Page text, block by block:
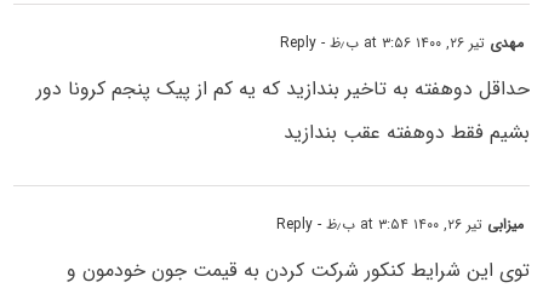
مهدی تیر ۲۶, ۱۴۰۰ at ۳:۵۶ ب٫ظ - Reply
حداقل دوهفته به تاخیر بندازید که یه کم از پیک پنجم کرونا دور
بشیم فقط دوهفته عقب بندازید
میزابی تیر ۲۶, ۱۴۰۰ at ۳:۵۴ ب٫ظ - Reply
توی این شرایط کنکور شرکت کردن به قیمت جون خودمون و